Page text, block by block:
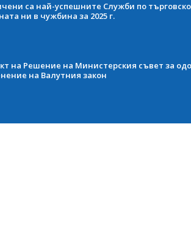
са най-успешните Служби по
ни в чужбина за 2025 г.
на Решение на Министерския съвет за
на Валутния закон